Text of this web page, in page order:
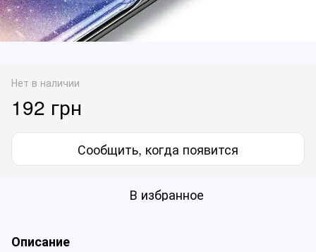
Нет в наличии
192 грн
Сообщить, когда появится
В избранное
Описание